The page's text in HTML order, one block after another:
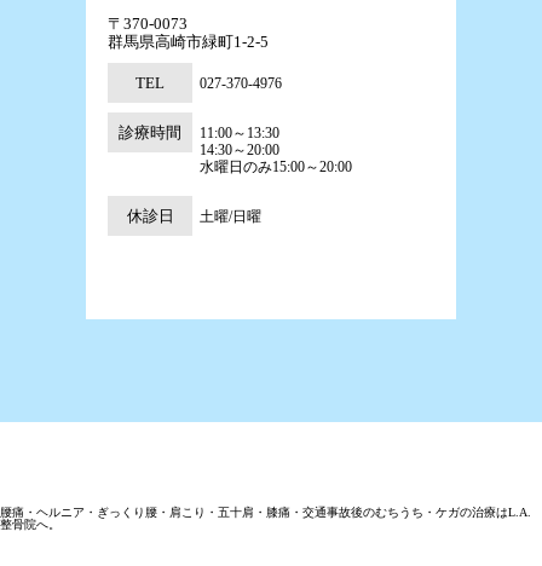
〒370-0073
群馬県高崎市緑町1-2-5
TEL 027-370-4976
診療時間
11:00～13:30
14:30～20:00
水曜日のみ15:00～20:00
休診日 土曜/日曜
腰痛・ヘルニア・ぎっくり腰・肩こり・五十肩・膝痛・交通事故後のむちうち・ケガの治療はL.A.
整骨院へ。